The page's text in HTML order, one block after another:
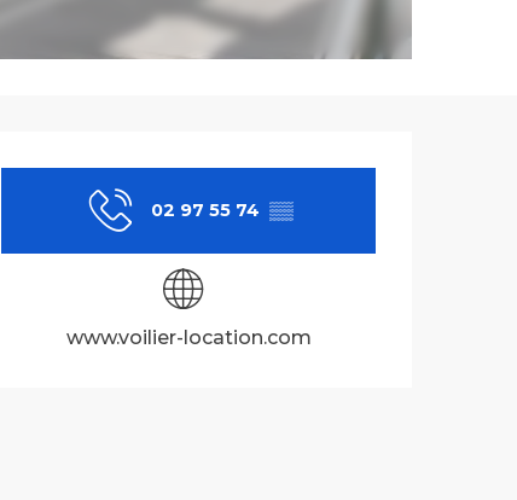
Ouverture et
02 97 55 74 ▒▒
www.voilier-location.com